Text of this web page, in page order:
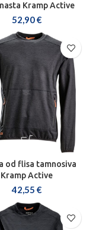
Kramp Active
52,90€
od flisa tamnosiva
Kramp Active
42,55 €